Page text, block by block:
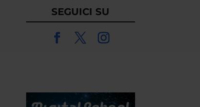
SEGUICI SU